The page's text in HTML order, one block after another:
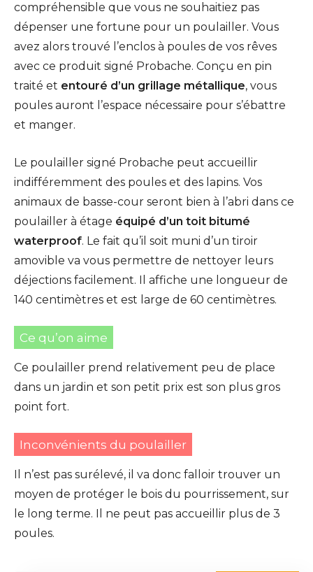
compréhensible que vous ne souhaitiez pas
dépenser une fortune pour un poulailler. Vous
avez alors trouvé l’enclos à poules de vos rêves
avec ce produit signé Probache. Conçu en pin
traité et entouré d’un grillage métallique, vous
poules auront l’espace nécessaire pour s’ébattre
et manger.
Le poulailler signé Probache peut accueillir
indifféremment des poules et des lapins. Vos
animaux de basse-cour seront bien à l’abri dans ce
poulailler à étage équipé d’un toit bitumé
waterproof. Le fait qu’il soit muni d’un tiroir
amovible va vous permettre de nettoyer leurs
déjections facilement. Il affiche une longueur de
140 centimètres et est large de 60 centimètres.
Ce qu’on aime
Ce poulailler prend relativement peu de place
dans un jardin et son petit prix est son plus gros
point fort.
Inconvénients du poulailler
Il n’est pas surélevé, il va donc falloir trouver un
moyen de protéger le bois du pourrissement, sur
le long terme. Il ne peut pas accueillir plus de 3
poules.